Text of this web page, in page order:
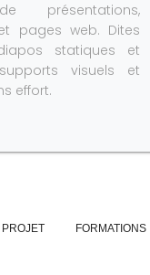
présentations,
pages web. Dites
statiques et
visuels et
effort.
FORMATIONS